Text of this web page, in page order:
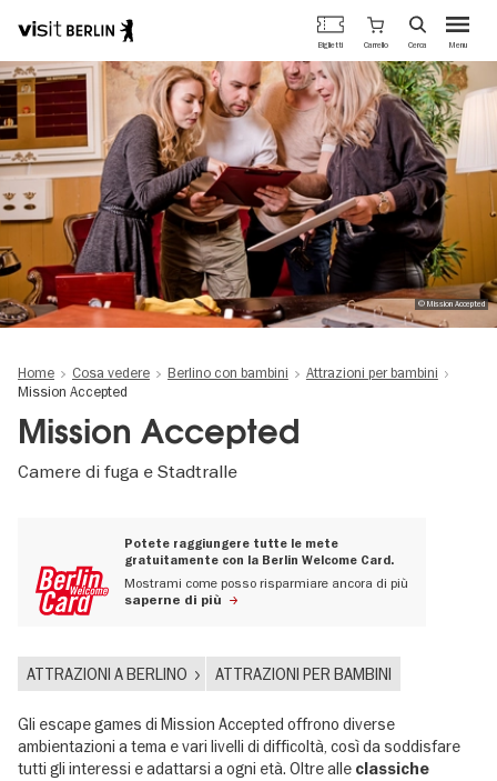
Salta
al
contenuto
principale
Portale
ufficiale
del
turismo
di
Berlino
Menu
Biglietti Carrello Cerca
© Mission Accepted
Home Cosa vedere Berlino con bambini
Attrazioni per bambini
Mission Accepted
Mission Accepted
Camere di fuga e Stadtralle
Potete raggiungere tutte le mete
gratuitamente con la Berlin Welcome Card.
Mostrami come posso risparmiare ancora di più
saperne di più
ATTRAZIONI A BERLINO ATTRAZIONI PER BAMBINI
Gli escape games di Mission Accepted offrono diverse
ambientazioni a tema e vari livelli di difficoltà, così da soddisfare
tutti gli interessi e adattarsi a ogni età. Oltre alle classiche